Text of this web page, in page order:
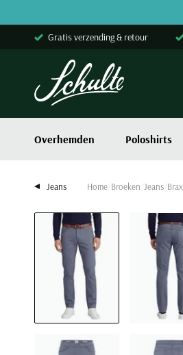
Gratis verzending & retour
Overhemden Poloshirts
Jeans Home Broeken Jeans Brax